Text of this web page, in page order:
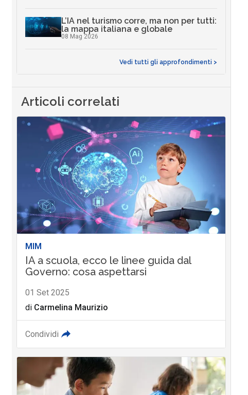
L’IA nel turismo corre, ma non per tutti:
la mappa italiana e globale
08 Mag 2026
Vedi tutti gli approfondimenti >
Articoli correlati
MIM
IA a scuola, ecco le linee guida dal
Governo: cosa aspettarsi
01 Set 2025
di Carmelina Maurizio
Condividi